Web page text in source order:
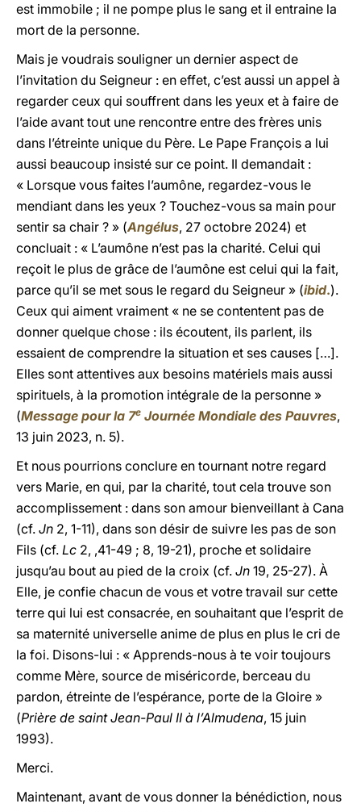
est immobile ; il ne pompe plus le sang et il entraine la
mort de la personne.
Mais je voudrais souligner un dernier aspect de
l’invitation du Seigneur : en effet, c’est aussi un appel à
regarder ceux qui souffrent dans les yeux et à faire de
l’aide avant tout une rencontre entre des frères unis
dans l’étreinte unique du Père. Le Pape François a lui
aussi beaucoup insisté sur ce point. Il demandait :
« Lorsque vous faites l’aumône, regardez-vous le
mendiant dans les yeux ? Touchez-vous sa main pour
sentir sa chair ? » (Angélus, 27 octobre 2024) et
concluait : « L’aumône n’est pas la charité. Celui qui
reçoit le plus de grâce de l’aumône est celui qui la fait,
parce qu’il se met sous le regard du Seigneur » (ibid.).
Ceux qui aiment vraiment « ne se contentent pas de
donner quelque chose : ils écoutent, ils parlent, ils
essaient de comprendre la situation et ses causes […].
Elles sont attentives aux besoins matériels mais aussi
spirituels, à la promotion intégrale de la personne »
(Message pour la 7e Journée Mondiale des Pauvres,
13 juin 2023, n. 5).
Et nous pourrions conclure en tournant notre regard
vers Marie, en qui, par la charité, tout cela trouve son
accomplissement : dans son amour bienveillant à Cana
(cf. Jn 2, 1-11), dans son désir de suivre les pas de son
Fils (cf. Lc 2, ,41-49 ; 8, 19-21), proche et solidaire
jusqu’au bout au pied de la croix (cf. Jn 19, 25-27). À
Elle, je confie chacun de vous et votre travail sur cette
terre qui lui est consacrée, en souhaitant que l’esprit de
sa maternité universelle anime de plus en plus le cri de
la foi. Disons-lui : « Apprends-nous à te voir toujours
comme Mère, source de miséricorde, berceau du
pardon, étreinte de l’espérance, porte de la Gloire »
(Prière de saint Jean-Paul II à l’Almudena, 15 juin
1993).
Merci.
Maintenant, avant de vous donner la bénédiction, nous